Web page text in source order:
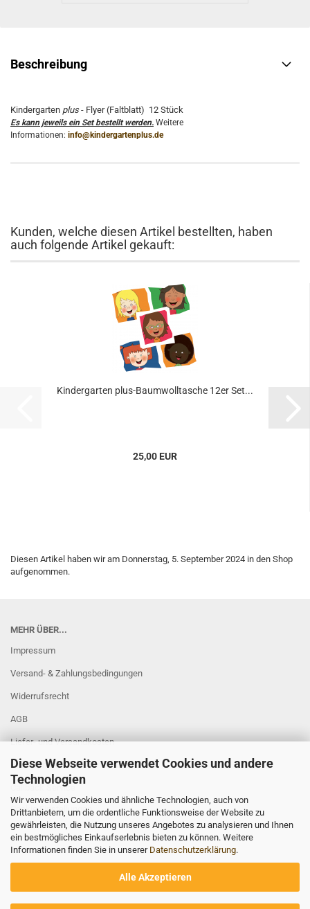
Diese Webseite verwendet Cookies und andere
Technologien
Wir verwenden Cookies und ähnliche Technologien, auch von
Drittanbietern, um die ordentliche Funktionsweise der Website zu
gewährleisten, die Nutzung unseres Angebotes zu analysieren und Ihnen
ein bestmögliches Einkaufserlebnis bieten zu können. Weitere
Informationen finden Sie in unserer Datenschutzerklärung.
Alle Akzeptieren
Beschreibung
Kindergarten plus- Flyer (Faltblatt) 12 Stück
Es kann jeweils ein Set bestellt werden. Weitere
Informationen: info@kindergartenplus.de
Kunden, welche diesen Artikel bestellten, haben
auch folgende Artikel gekauft:
Kindergarten plus-Baumwolltasche 12er Set...
25,00 EUR
Diesen Artikel haben wir am Donnerstag, 5. September 2024 in den Shop
aufgenommen.
MEHR ÜBER...
Impressum
Versand- & Zahlungsbedingungen
Widerrufsrecht
AGB
Liefer- und Versandkosten
Privatsphäre und Datenschutz
Callback Service
Cookie Einstellungen